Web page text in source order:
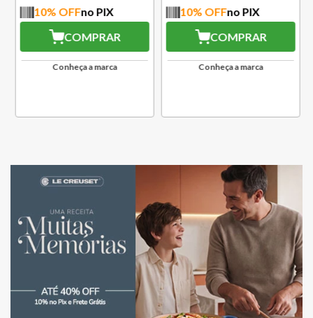
10% OFFno PIX
COMPRAR
Conheça a marca
10% OFFno PIX
COMPRAR
Conheça a marca